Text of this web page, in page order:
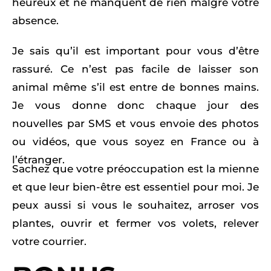
heureux et ne manquent de rien malgré votre
absence.
Je sais qu’il est important pour vous d’être
rassuré. Ce n’est pas facile de laisser son
animal même s’il est entre de bonnes mains.
Je vous donne donc chaque jour des
nouvelles par SMS et vous envoie des photos
ou vidéos, que vous soyez en France ou à
l’étranger.
Sachez que votre préoccupation est la mienne
et que leur bien-être est essentiel pour moi. Je
peux aussi si vous le souhaitez, arroser vos
plantes, ouvrir et fermer vos volets, relever
votre courrier.